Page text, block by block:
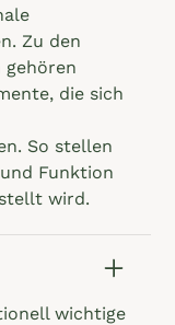
Zu den
gehören
die sich
So stellen
Funktion
wird.
wichtige